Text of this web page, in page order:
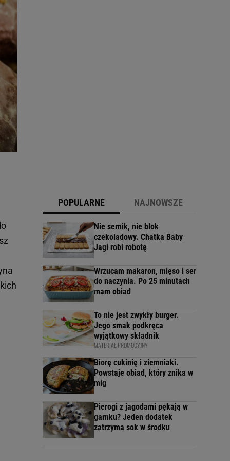
POPULARNE NAJNOWSZE
Nie sernik, nie blok
czekoladowy. Chatka Baby
Jagi robi robotę
Wrzucam makaron, mięso i ser
do naczynia. Po 25 minutach
mam obiad
To nie jest zwykły burger.
Jego smak podkręca
wyjątkowy składnik
MATERIAŁ PROMOCYJNY
Biorę cukinię i ziemniaki.
Powstaje obiad, który znika w
mig
Pierogi z jagodami pękają w
garnku? Jeden dodatek
zatrzyma sok w środku